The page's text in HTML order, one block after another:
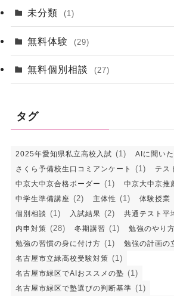
未分類 (1)
無料体験 (29)
無料個別相談 (27)
タグ
2025年愛知県私立高校入試 (1) AIに聞いた
さくら予備校生口コミアンケート (1) テス
中京大中京合格ボーダー (1) 中京大中京推
中学生準備講座 (2) 主体性 (1) 体験授業
個別相談 (1) 入試結果 (2) 共通テスト平
内申対策 (28) 冬期講習 (1) 勉強のやり方
勉強の習慣の身に付け方 (1) 勉強の計画の
名古屋市立緑高校受験対策 (1)
名古屋市緑区でAIおススメの塾 (1)
名古屋市緑区で塾選びの判断基準 (1)